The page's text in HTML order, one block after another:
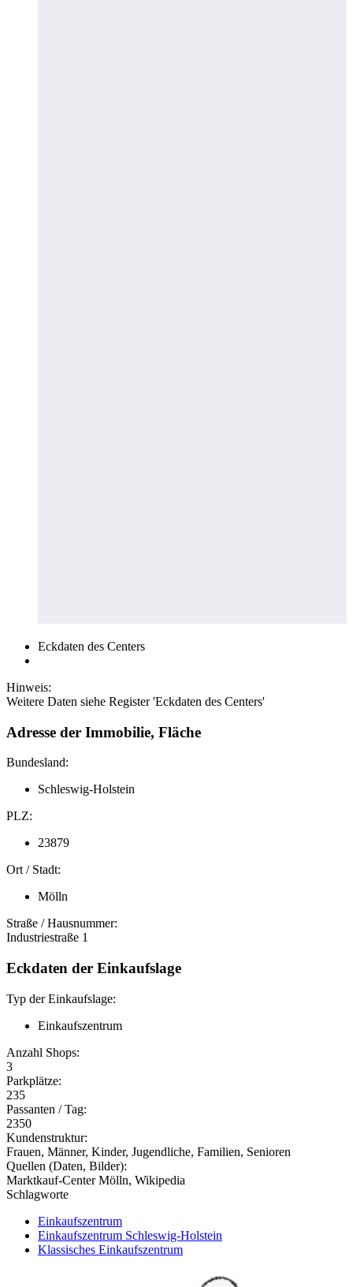
Eckdaten des Centers
Hinweis:
Weitere Daten siehe Register 'Eckdaten des Centers'
Adresse der Immobilie, Fläche
Bundesland:
Schleswig-Holstein
PLZ:
23879
Ort / Stadt:
Mölln
Straße / Hausnummer:
Industriestraße 1
Eckdaten der Einkaufslage
Typ der Einkaufslage:
Einkaufszentrum
Anzahl Shops:
3
Parkplätze:
235
Passanten / Tag:
2350
Kundenstruktur:
Frauen, Männer, Kinder, Jugendliche, Familien, Senioren
Quellen (Daten, Bilder):
Marktkauf-Center Mölln, Wikipedia
Schlagworte
Einkaufszentrum
Einkaufszentrum Schleswig-Holstein
Klassisches Einkaufszentrum